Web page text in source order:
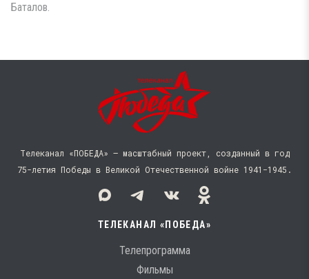
Баталов.
Телеканал «ПОБЕДА» — масштабный проект, созданный в год
75-летия Победы в Великой Отечественной войне 1941−1945.
ТЕЛЕКАНАЛ «ПОБЕДА»
Телепрограмма
Фильмы